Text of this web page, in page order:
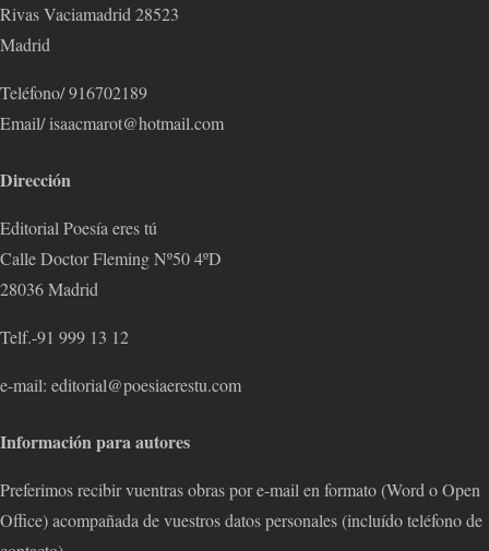
Rivas Vaciamadrid 28523
Madrid
Teléfono/ 916702189
Email/ isaacmarot@hotmail.com
Dirección
Editorial Poesía eres tú
Calle Doctor Fleming Nº50 4ºD
28036 Madrid
Telf.-91 999 13 12
e-mail: editorial@poesiaerestu.com
Información para autores
Preferimos recibir vuentras obras por e-mail en formato (Word o Open
Office) acompañada de vuestros datos personales (incluído teléfono de